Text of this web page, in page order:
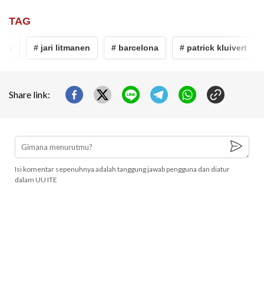
TAG
# jari litmanen # barcelona # patrick kluivert
Share link:
Isi komentar sepenuhnya adalah tanggung jawab pengguna dan diatur
dalam UU ITE